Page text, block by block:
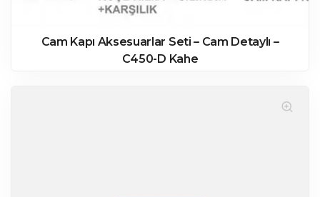
Cam Kapı Aksesuarlar Seti – Cam Detaylı –
C450-D Kahe